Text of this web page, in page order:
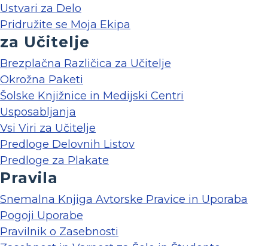
Ustvari za Delo
Pridružite se Moja Ekipa
za Učitelje
Brezplačna Različica za Učitelje
Okrožna Paketi
Šolske Knjižnice in Medijski Centri
Usposabljanja
Vsi Viri za Učitelje
Predloge Delovnih Listov
Predloge za Plakate
Pravila
Snemalna Knjiga Avtorske Pravice in Uporaba
Pogoji Uporabe
Pravilnik o Zasebnosti